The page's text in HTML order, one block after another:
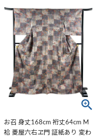
お召 身丈168cm 裄丈64cm M
袷 菱屋六右ヱ門 証紙あり 変わ